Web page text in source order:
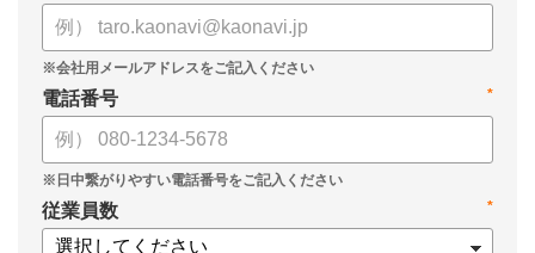
*
電話番号
*
従業員数